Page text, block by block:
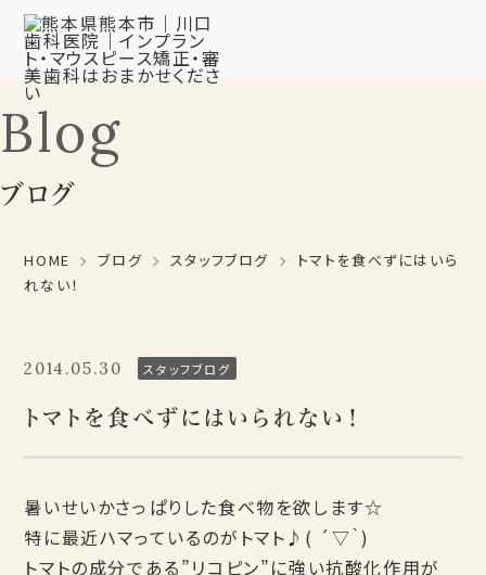
Blog
ブログ
HOME ブログ スタッフブログ
トマトを食べずにはいら
れない！
2014.05.30 スタッフブログ
トマトを食べずにはいられない！
暑いせいかさっぱりした食べ物を欲します☆
特に最近ハマっているのがトマト♪( ´▽｀)
トマトの成分である”リコピン”に強い抗酸化作用が